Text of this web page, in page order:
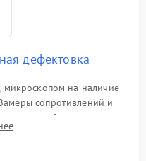
дефектовка
на наличие
сопротивлений и
цепей питания,
и видеочипа.